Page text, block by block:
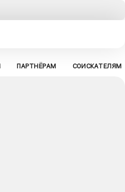
ПАРТНЁРАМ СОИСКАТЕЛЯМ